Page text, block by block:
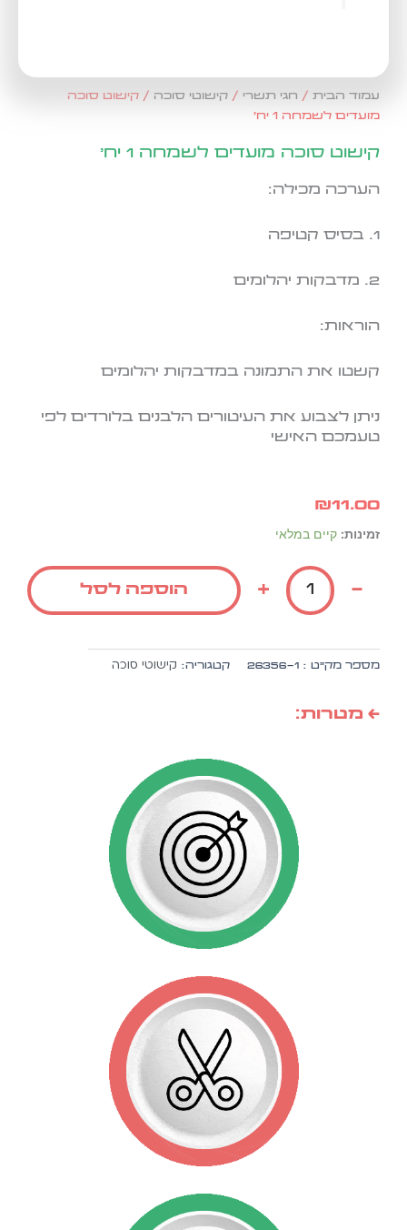
עמוד הבית/חגי תשרי/ קישוטי סוכה/ קישוט סוכה
מועדים לשמחה 1 יח'
קישוט סוכה מועדים לשמחה 1 יח'
הערכה מכילה:
הוראות:
קשטו את התמונה במדבקות יהלומים
ניתן לצבוע את העיטורים הלבנים בלורדים לפי
טעמכם האישי
₪11.00
זמינות: קיים במלאי
כמות
קישוט
סוכה
מועדים
1
יח'
הוספה לסל
מספר מק״ט :26356-1 קטגוריה: קישוטי סוכה
← מטרות: